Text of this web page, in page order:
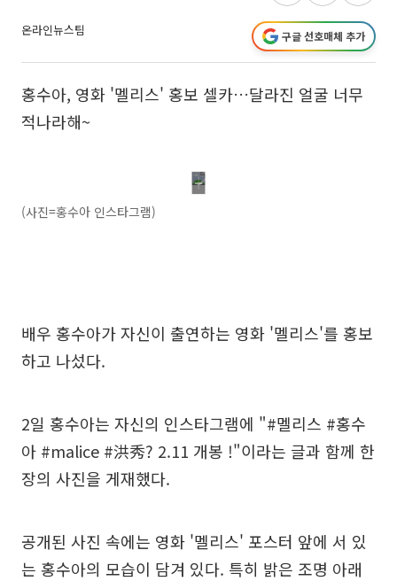
온라인뉴스팀 구글 선호매체 추가
홍수아, 영화 '멜리스' 홍보 셀카…달라진 얼굴 너무
적나라해~
(사진=홍수아 인스타그램)
배우 홍수아가 자신이 출연하는 영화 '멜리스'를 홍보
하고 나섰다.
2일 홍수아는 자신의 인스타그램에 "#멜리스 #홍수
아 #malice #洪秀? 2.11 개봉 !"이라는 글과 함께 한
장의 사진을 게재했다.
공개된 사진 속에는 영화 '멜리스' 포스터 앞에 서 있
는 홍수아의 모습이 담겨 있다. 특히 밝은 조명 아래